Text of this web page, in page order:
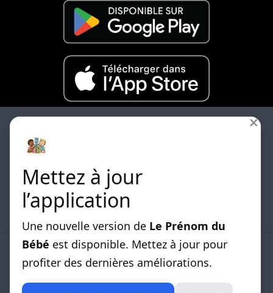
×
Mettez à jour
l’application
Une nouvelle version de Le Prénom du
Bébé est disponible. Mettez à jour pour
profiter des dernières améliorations.
Les differentes listes de prénoms classées par
origines sont disponibles.
LISTE DE PRENOMS